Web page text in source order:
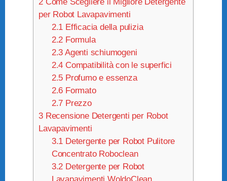
2Come Scegliere il Migliore Detergente
per Robot Lavapavimenti
2.1 Efficacia della pulizia
2.2 Formula
2.3 Agenti schiumogeni
2.4 Compatibilità con le superfici
2.5 Profumo e essenza
2.6 Formato
2.7 Prezzo
3Recensione Detergenti per Robot
Lavapavimenti
3.1 Detergente per Robot Pulitore
Concentrato Roboclean
3.2 Detergente per Robot